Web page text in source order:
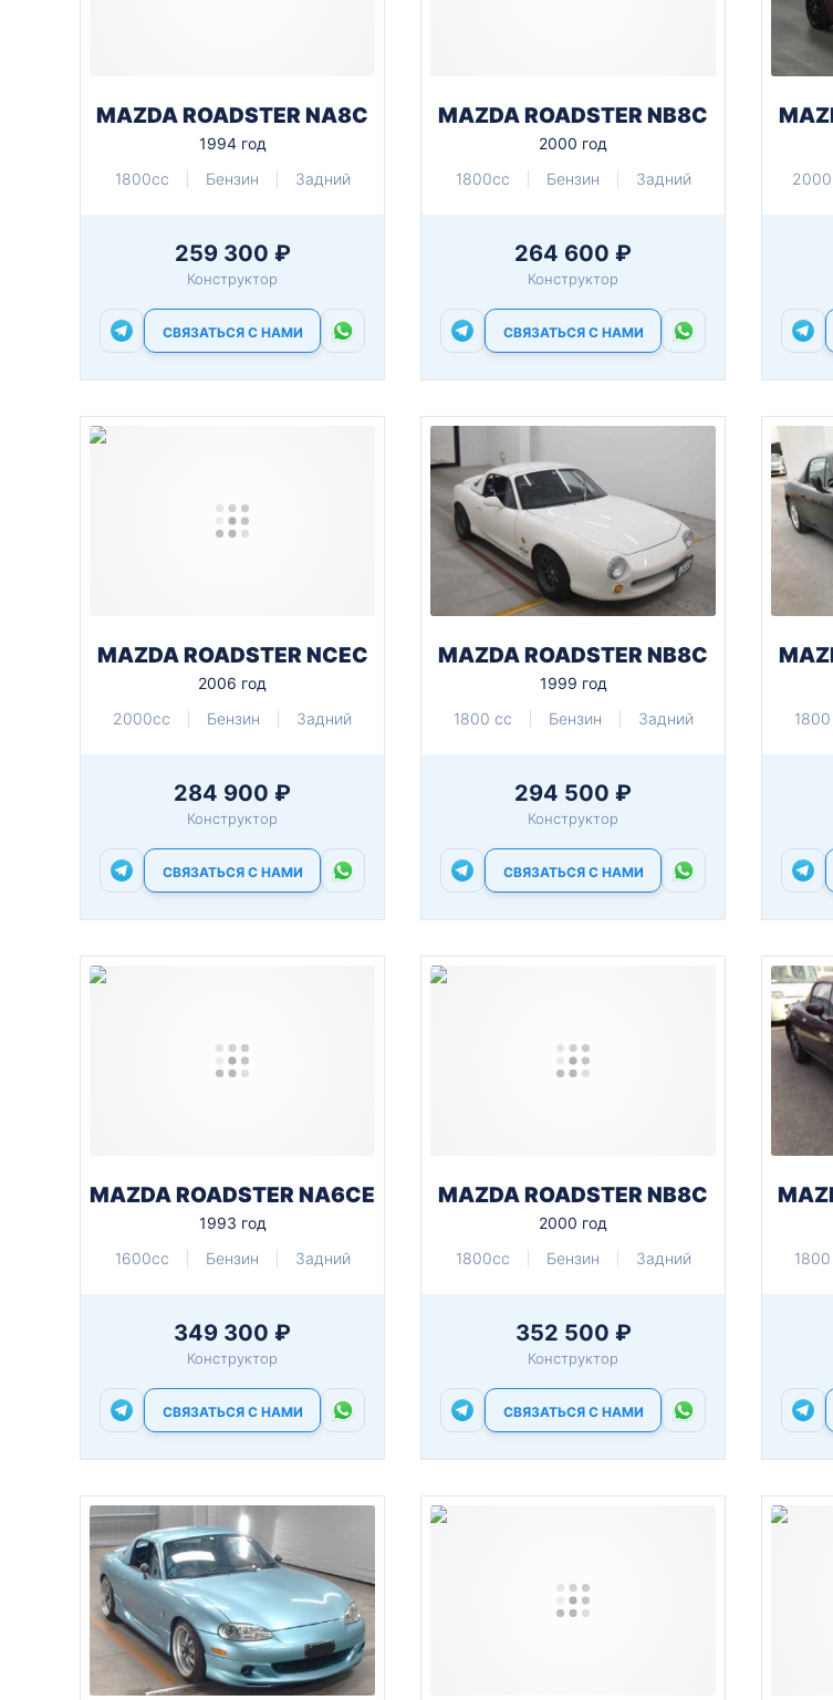
MAZDA ROADSTER NA8C
1994 год
1800cc
Бензин Задний
259 300 ₽
Конструктор
СВЯЗАТЬСЯ С НАМИ
MAZDA ROADSTER NB8C
2000 год
1800cc
Бензин Задний
264 600 ₽
Конструктор
СВЯЗАТЬСЯ С НАМИ
MAZDA ROADSTER NCEC
2006 год
2000cc
Бензин Задний
284 900 ₽
Конструктор
СВЯЗАТЬСЯ С НАМИ
MAZDA ROADSTER NB8C
1999 год
1800 cc
Бензин Задний
294 500 ₽
Конструктор
СВЯЗАТЬСЯ С НАМИ
MAZDA ROADSTER NA6CE
1993 год
1600cc
Бензин Задний
349 300 ₽
Конструктор
СВЯЗАТЬСЯ С НАМИ
MAZDA ROADSTER NB8C
2000 год
1800cc
Бензин Задний
352 500 ₽
Конструктор
СВЯЗАТЬСЯ С НАМИ